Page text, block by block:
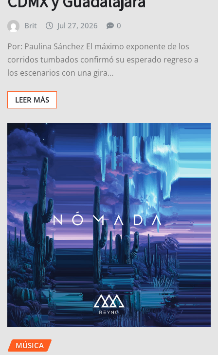
Brit Jul 27, 2026 0
Por: Paulina Sánchez El máximo exponente de los
corridos tumbados confirmó su esperado regreso a
los escenarios con una gira…
LEER MÁS
MÚSICA